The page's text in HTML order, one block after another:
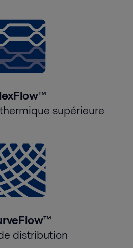
supérieure
distribution